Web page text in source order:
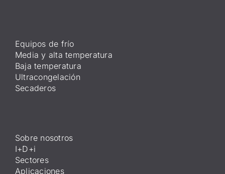
Equipos de frío
Media y alta temperatura
Baja temperatura
Ultracongelación
Secaderos
Sobre nosotros
I+D+i
Sectores
Aplicaciones